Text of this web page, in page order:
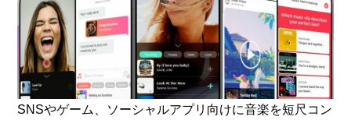
SNSやゲーム、ソーシャルアプリ向けに音楽を短尺コン